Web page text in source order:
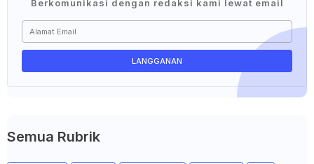
Berkomunikasi dengan redaksi kami lewat email
Semua Rubrik